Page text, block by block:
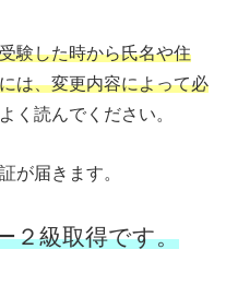
受験した時から氏名や住
は、変更内容によって必
く読んでください。
が届きます。
２級取得です。